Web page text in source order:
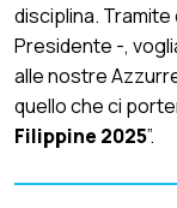
disciplina.
Presidente -,
alle nostre
quello che ci
Filippine 2025”.